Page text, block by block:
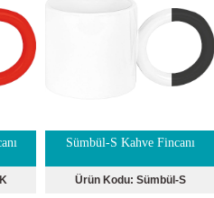
Sümbül-S Kahve Fincanı
Ürün Kodu: Sümbül-S